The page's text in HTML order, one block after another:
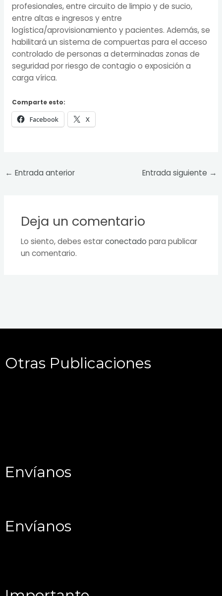
profesionales, entre circuito de limpio y de sucio,
entre altas e ingresos y entre
logística/aprovisionamiento y pacientes. Además, se
habilitará un sistema de compuertas para el acceso
controlado de personas a determinadas zonas de
seguridad por riesgo de contagio o exposición a
carga vírica.
Comparte esto:
Facebook X
← Entrada anterior Entrada siguiente →
Deja un comentario
Lo siento, debes estarconectado para publicar
un comentario.
Otras Publicaciones
Envíanos
Envíanos